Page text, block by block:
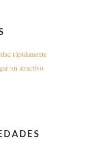
rápidamente
un atractivo